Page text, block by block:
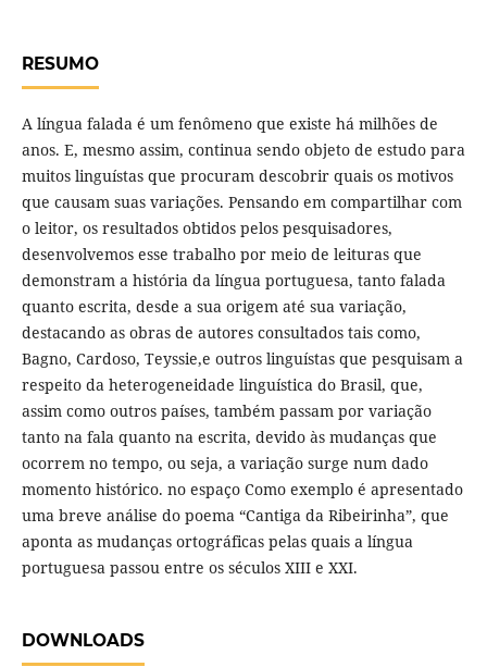
RESUMO
A língua falada é um fenômeno que existe há milhões de
anos. E, mesmo assim, continua sendo objeto de estudo para
muitos linguístas que procuram descobrir quais os motivos
que causam suas variações. Pensando em compartilhar com
o leitor, os resultados obtidos pelos pesquisadores,
desenvolvemos esse trabalho por meio de leituras que
demonstram a história da língua portuguesa, tanto falada
quanto escrita, desde a sua origem até sua variação,
destacando as obras de autores consultados tais como,
Bagno, Cardoso, Teyssie,e outros linguístas que pesquisam a
respeito da heterogeneidade linguística do Brasil, que,
assim como outros países, também passam por variação
tanto na fala quanto na escrita, devido às mudanças que
ocorrem no tempo, ou seja, a variação surge num dado
momento histórico. no espaço Como exemplo é apresentado
uma breve análise do poema “Cantiga da Ribeirinha”, que
aponta as mudanças ortográficas pelas quais a língua
portuguesa passou entre os séculos XIII e XXI.
DOWNLOADS